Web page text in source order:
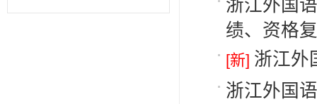
浙江外国
绩、资格
[新] 浙江外
浙江外国